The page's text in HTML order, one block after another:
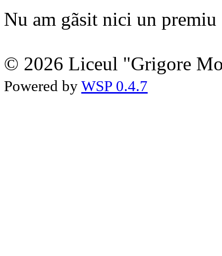
Nu am gãsit nici un premiu
© 2026 Liceul "Grigore
Powered by WSP 0.4.7